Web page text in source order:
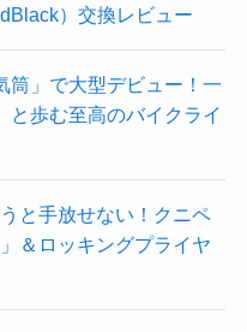
）交換レビュー
筒」で大型デビュー！一
と歩む至高のバイクライ
と手放せない！クニペ
＆ロッキングプライヤ